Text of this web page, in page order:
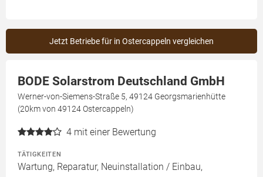
Jetzt Betriebe für in Ostercappeln vergleichen
BODE Solarstrom Deutschland GmbH
Werner-von-Siemens-Straße 5, 49124 Georgsmarienhütte
(20km von 49124 Ostercappeln)
4 mit einer Bewertung
TÄTIGKEITEN
Wartung, Reparatur, Neuinstallation / Einbau,